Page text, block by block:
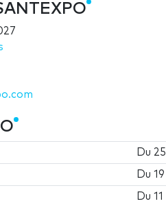
Du 25
Du19
Du11